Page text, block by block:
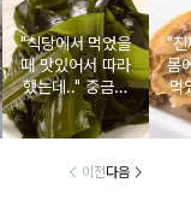
"식당에서 먹었을
때 맛있어서 따라
했는데.." 중금속
싹 다 빠질 줄 몰
랐어요
"진
몸
먹
먹
이전다음